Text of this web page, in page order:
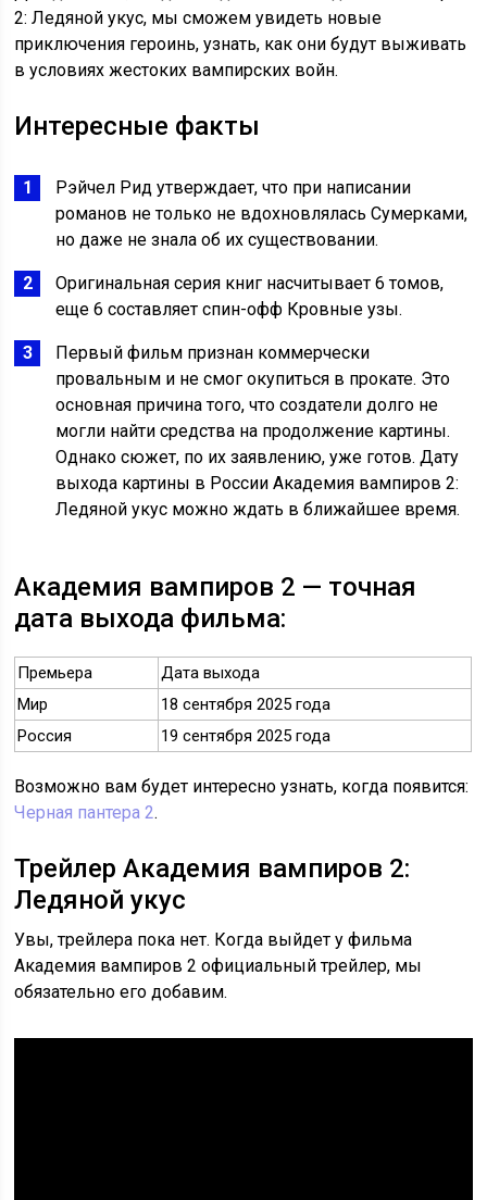
2: Ледяной укус, мы сможем увидеть новые
приключения героинь, узнать, как они будут выживать
в условиях жестоких вампирских войн.
Интересные факты
Рэйчел Рид утверждает, что при написании
романов не только не вдохновлялась Сумерками,
но даже не знала об их существовании.
Оригинальная серия книг насчитывает 6 томов,
еще 6 составляет спин-офф Кровные узы.
Первый фильм признан коммерчески
провальным и не смог окупиться в прокате. Это
основная причина того, что создатели долго не
могли найти средства на продолжение картины.
Однако сюжет, по их заявлению, уже готов. Дату
выхода картины в России Академия вампиров 2:
Ледяной укус можно ждать в ближайшее время.
Академия вампиров 2 — точная
дата выхода фильма:
Премьера
Дата выхода
Мир
18 сентября 2025 года
Россия
19 сентября 2025 года
Возможно вам будет интересно узнать, когда появится:
Черная пантера 2.
Трейлер Академия вампиров 2:
Ледяной укус
Увы, трейлера пока нет. Когда выйдет у фильма
Академия вампиров 2 официальный трейлер, мы
обязательно его добавим.